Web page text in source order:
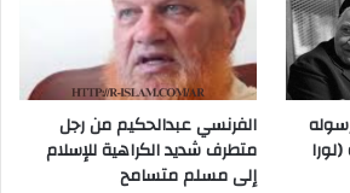
الفرنسي عبدالحكيم من رجل
متطرف شديد الكراهية للإسلام
إلى مسلم متسامح